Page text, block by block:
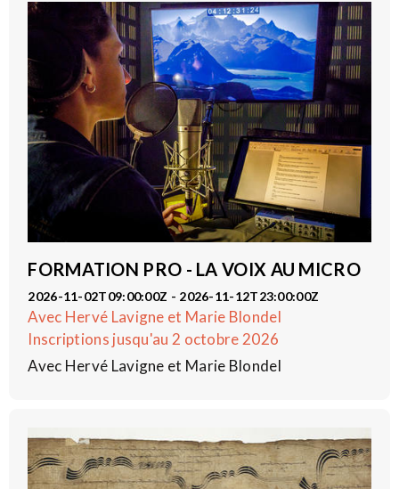
FORMATION PRO - LA VOIX AU MICRO
2026-11-02T09:00:00Z - 2026-11-12T23:00:00Z
Avec Hervé Lavigne et Marie Blondel
Inscriptions jusqu'au 2 octobre 2026
Avec Hervé Lavigne et Marie Blondel